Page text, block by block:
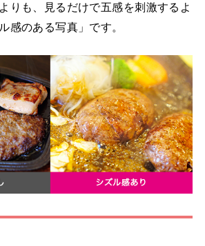
りも、見るだけで五感を刺激するよ
感のある写真」です。